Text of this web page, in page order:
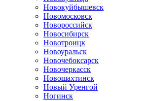
Новокуйбышевск
Новомосковск
Новороссийск
Новосибирск
Новотроицк
Новоуральск
Новочебоксарск
Новочеркасск
Новошахтинск
Новый Уренгой
Ногинск